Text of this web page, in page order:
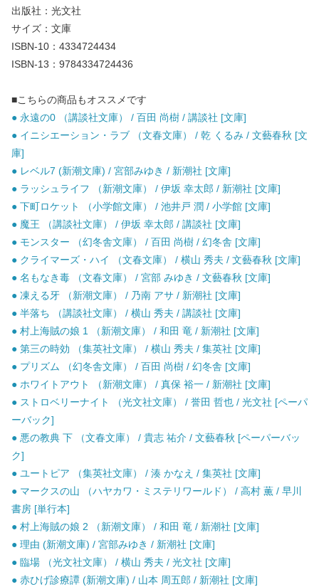
出版社：光文社
サイズ：文庫
ISBN-10：4334724434
ISBN-13：9784334724436
■こちらの商品もオススメです
● 永遠の0 （講談社文庫） / 百田 尚樹 / 講談社 [文庫]
● イニシエーション・ラブ （文春文庫） / 乾 くるみ / 文藝春秋 [文
庫]
● レベル7 (新潮文庫) / 宮部みゆき / 新潮社 [文庫]
● ラッシュライフ （新潮文庫） / 伊坂 幸太郎 / 新潮社 [文庫]
● 下町ロケット （小学館文庫） / 池井戸 潤 / 小学館 [文庫]
● 魔王 （講談社文庫） / 伊坂 幸太郎 / 講談社 [文庫]
● モンスター （幻冬舎文庫） / 百田 尚樹 / 幻冬舎 [文庫]
● クライマーズ・ハイ （文春文庫） / 横山 秀夫 / 文藝春秋 [文庫]
● 名もなき毒 （文春文庫） / 宮部 みゆき / 文藝春秋 [文庫]
● 凍える牙 （新潮文庫） / 乃南 アサ / 新潮社 [文庫]
● 半落ち （講談社文庫） / 横山 秀夫 / 講談社 [文庫]
● 村上海賊の娘 1 （新潮文庫） / 和田 竜 / 新潮社 [文庫]
● 第三の時効 （集英社文庫） / 横山 秀夫 / 集英社 [文庫]
● プリズム （幻冬舎文庫） / 百田 尚樹 / 幻冬舎 [文庫]
● ホワイトアウト （新潮文庫） / 真保 裕一 / 新潮社 [文庫]
● ストロベリーナイト （光文社文庫） / 誉田 哲也 / 光文社 [ペーパ
ーバック]
● 悪の教典 下 （文春文庫） / 貴志 祐介 / 文藝春秋 [ペーパーバッ
ク]
● ユートピア （集英社文庫） / 湊 かなえ / 集英社 [文庫]
● マークスの山 （ハヤカワ・ミステリワールド） / 高村 薫 / 早川
書房 [単行本]
● 村上海賊の娘 2 （新潮文庫） / 和田 竜 / 新潮社 [文庫]
● 理由 (新潮文庫) / 宮部みゆき / 新潮社 [文庫]
● 臨場 （光文社文庫） / 横山 秀夫 / 光文社 [文庫]
● 赤ひげ診療譚 (新潮文庫) / 山本 周五郎 / 新潮社 [文庫]